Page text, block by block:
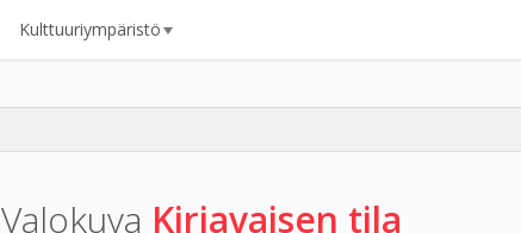
Kulttuuriympäristö
Valokuva Kirjavaisen tila